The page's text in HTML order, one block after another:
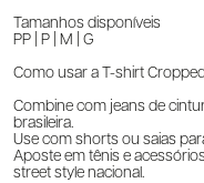
Tamanhos disponíveis
PP | P | M | G
Como usar a T-shirt
Combine com jeans de
brasileira.
Use com shorts ou saias
Aposte em tênis e
street style nacional.